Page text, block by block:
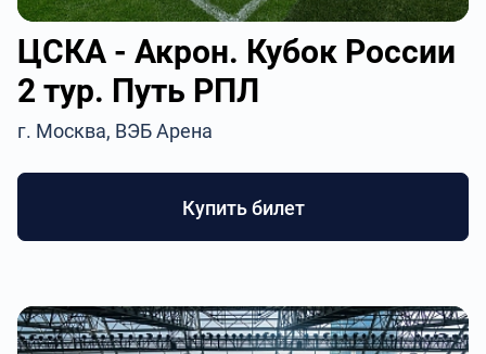
ЦСКА - Акрон. Кубок России
2 тур. Путь РПЛ
г. Москва, ВЭБ Арена
Купить билет